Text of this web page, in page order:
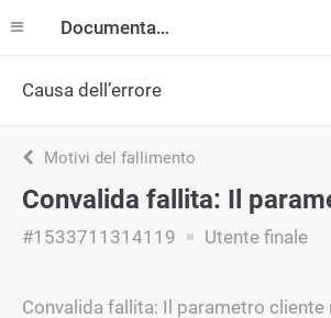
Documentazione
Causa dell’errore
Motivi del fallimento
#1533711314119 Utente finale
Convalida fallita: Il parametro cliente